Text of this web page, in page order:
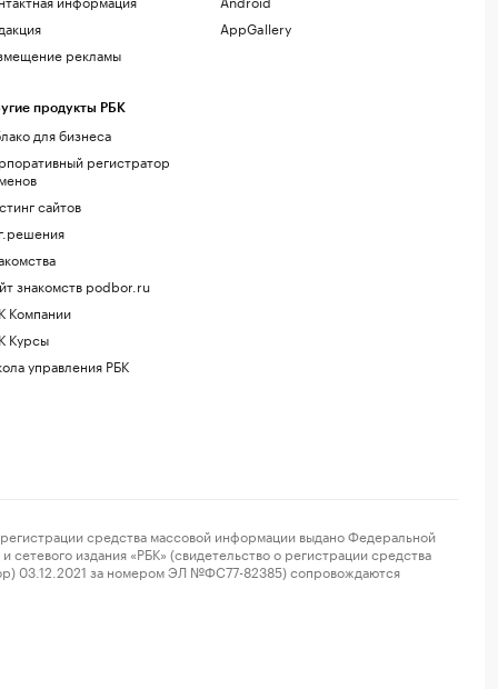
рекламы
продукты РБК
для бизнеса
регистратор
сайтов
знакомств podbor.ru
Компании
Курсы
управления РБК
AppGallery
средства массовой информации выдано Федеральной
издания «РБК» (свидетельство о регистрации средства
03.12.2021 за номером ЭЛ №ФС77-82385) сопровождаются